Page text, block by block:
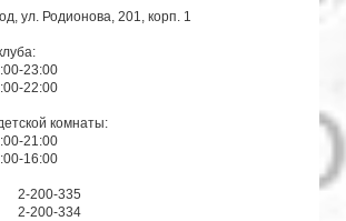
ул. Родионова, 201, корп. 1
23:00
22:00
комнаты:
21:00
16:00
2-200-335
2-200-334